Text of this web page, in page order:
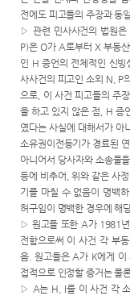
전에도 피고들의 주장과 동
▷관련 민사사건의 법원은
P)은O가 A로부터 X 부동
인 H증언의 전체적인 신빙
사사건의 피고인 소외 N, P
으로, 이 사건 피고들의 주
을 하고 있지 않은 점 , H 증
였다는 사실에 대해서가 아
소유권이전등기가 경료된
아니어서 당사자와 소송물
등에 비추어 ,위와 같은 사
기를 마칠 수 없음이 명백
허구임이 명백한 경우에 해
▷ 원고들 또한 A가 1981
전함으로써 이 사건 각 부
음 .원고들은 A가 K에게 이
접적으로 인정할 증거는 물
▷ A는 H, I를 이 사건 각